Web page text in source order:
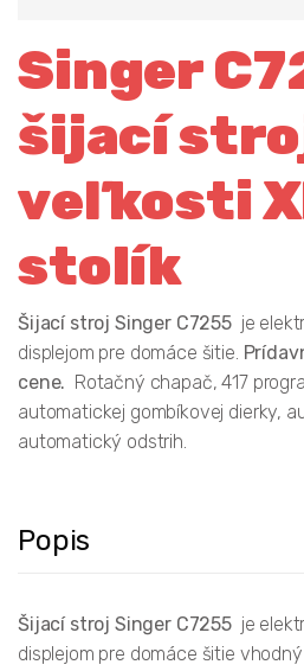
Singer
šijací
veľkosti
stolík
Šijací stroj Singer C7255 je
displejom pre domáce šitie.
cene. Rotačný chapač, 417
automatickej gombíkovej dierky,
automatický odstrih.
Popis
Šijací stroj Singer C7255 je
displejom pre domáce šitie